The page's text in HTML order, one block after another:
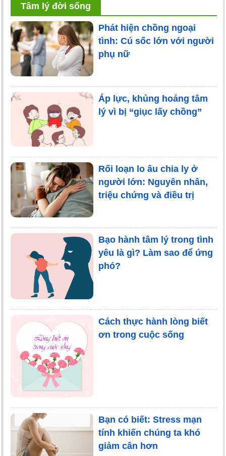
Tâm lý đời sống
Phát hiện chồng ngoại
tình: Cú sốc lớn với người
phụ nữ
Áp lực, khủng hoảng tâm
lý vì bị “giục lấy chồng”
Rối loạn lo âu chia ly ở
người lớn: Nguyên nhân,
triệu chứng và điều trị
Bạo hành tâm lý trong tình
yêu là gì? Làm sao để ứng
phó?
Cách thực hành lòng biết
ơn trong cuộc sống
Bạn có biết: Stress mạn
tính khiến chúng ta khó
giảm cân hơn